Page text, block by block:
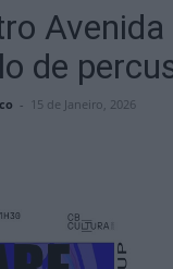
Avenida
de
- 15 de Janeiro, 2026